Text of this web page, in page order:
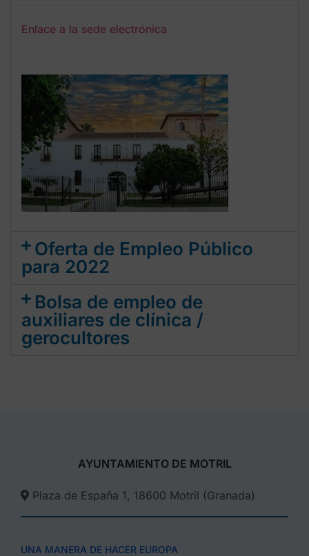
Enlace a la sede electrónica
Oferta de Empleo Público
para 2022
Bolsa de empleo de
auxiliares de clínica /
gerocultores
AYUNTAMIENTO DE MOTRIL
Plaza de España 1, 18600 Motril (Granada)​
UNA MANERA DE HACER EUROPA